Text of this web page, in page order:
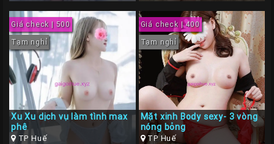
Giá check | 500
Tạm nghỉ
Xu Xu dịch vụ làm tình max
phê
TP Huế
Giá check | 400
Tạm nghỉ
Mặt xinh Body sexy- 3 vòng
nóng bỏng
TP Huế